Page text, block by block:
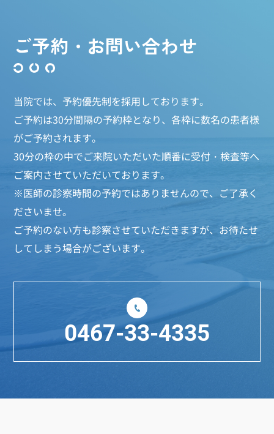
ご予約・お問い合わせ
当院では、予約優先制を採用しております。
ご予約は30分間隔の予約枠となり、各枠に数名の患者様
がご予約されます。
30分の枠の中でご来院いただいた順番に受付・検査等へ
ご案内させていただいております。
※医師の診察時間の予約ではありませんので、ご了承く
ださいませ。
ご予約のない方も診察させていただきますが、お待たせ
してしまう場合がございます。
0467-33-4335